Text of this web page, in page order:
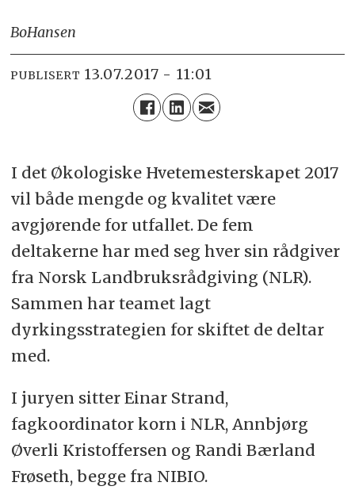
BoHansen
PUBLISERT 13.07.2017 - 11:01
I det Økologiske Hvetemesterskapet 2017
vil både mengde og kvalitet være
avgjørende for utfallet. De fem
deltakerne har med seg hver sin rådgiver
fra Norsk Landbruksrådgiving (NLR).
Sammen har teamet lagt
dyrkingsstrategien for skiftet de deltar
med.
I juryen sitter Einar Strand,
fagkoordinator korn i NLR, Annbjørg
Øverli Kristoffersen og Randi Bærland
Frøseth, begge fra NIBIO.